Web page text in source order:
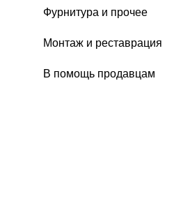
Фурнитура и прочее
Монтаж и реставрация
В помощь продавцам